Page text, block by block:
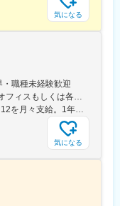
指示する業務】
気になる
職種未経験歓迎
【赤坂／在宅勤務制度あり／転勤なし】オフィスもしくは各エリアのプロジェクト先オフィス：【赤坂インターシティAIR】東京都港区赤坂1-8-1 赤坂インターシティAIR ※プロジェクトにより、国内出張、海外出張の可能性があります変更の範囲：会社の定める事業所（リモートワーク含む）
年俸480万円～2500万円※12分割して1／12を月々支給。1年に1度業績賞与を支給（12月）。※残業代は別途付与します。※経験・スキルを考慮の上、当社規定により優遇します。
気になる